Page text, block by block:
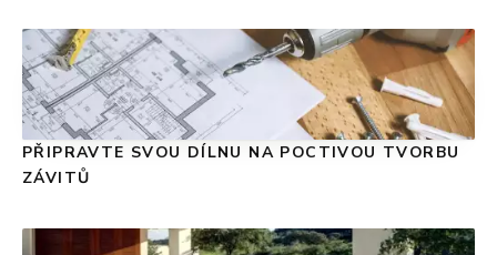
PŘIPRAVTE SVOU DÍLNU NA POCTIVOU TVORBU
ZÁVITŮ